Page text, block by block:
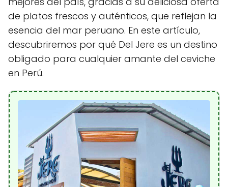
de platos frescos y auténticos, que reflejan la
esencia del mar peruano. En este artículo,
descubriremos por qué Del Jere es un destino
obligado para cualquier amante del ceviche
en Perú.